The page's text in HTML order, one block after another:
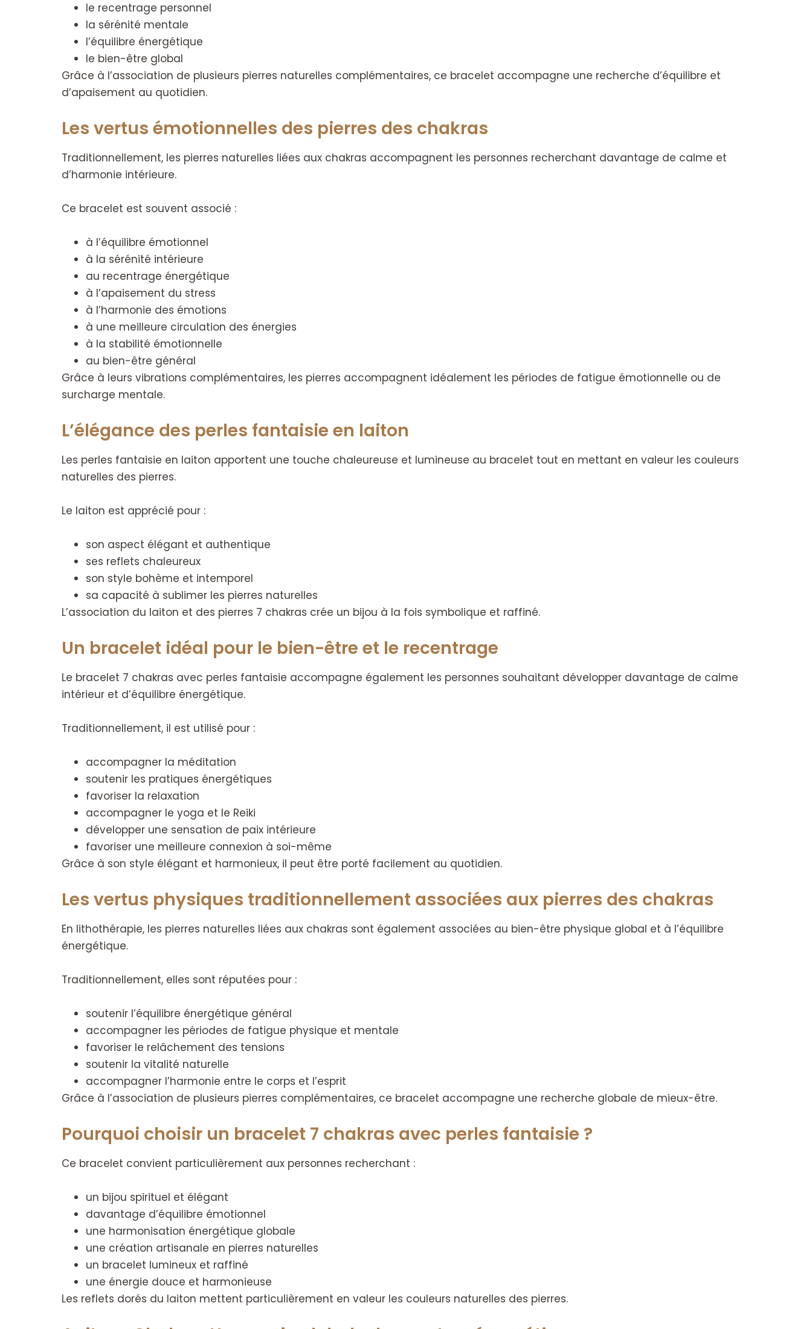
le recentrage personnel
la sérénité mentale
l’équilibre énergétique
le bien-être global
Grâce à l’association de plusieurs pierres naturelles complémentaires, ce bracelet accompagne une recherche d’équilibre et
d’apaisement au quotidien.
Les vertus émotionnelles des pierres des chakras
Traditionnellement, les pierres naturelles liées aux chakras accompagnent les personnes recherchant davantage de calme et
d’harmonie intérieure.
Ce bracelet est souvent associé :
à l’équilibre émotionnel
à la sérénité intérieure
au recentrage énergétique
à l’apaisement du stress
à l’harmonie des émotions
à une meilleure circulation des énergies
à la stabilité émotionnelle
au bien-être général
Grâce à leurs vibrations complémentaires, les pierres accompagnent idéalement les périodes de fatigue émotionnelle ou de
surcharge mentale.
L’élégance des perles fantaisie en laiton
Les perles fantaisie en laiton apportent une touche chaleureuse et lumineuse au bracelet tout en mettant en valeur les couleurs
naturelles des pierres.
Le laiton est apprécié pour :
son aspect élégant et authentique
ses reflets chaleureux
son style bohème et intemporel
sa capacité à sublimer les pierres naturelles
L’association du laiton et des pierres 7 chakras crée un bijou à la fois symbolique et raffiné.
Un bracelet idéal pour le bien-être et le recentrage
Le bracelet 7 chakras avec perles fantaisie accompagne également les personnes souhaitant développer davantage de calme
intérieur et d’équilibre énergétique.
Traditionnellement, il est utilisé pour :
accompagner la méditation
soutenir les pratiques énergétiques
favoriser la relaxation
accompagner le yoga et le Reiki
développer une sensation de paix intérieure
favoriser une meilleure connexion à soi-même
Grâce à son style élégant et harmonieux, il peut être porté facilement au quotidien.
Les vertus physiques traditionnellement associées aux pierres des chakras
En lithothérapie, les pierres naturelles liées aux chakras sont également associées au bien-être physique global et à l’équilibre
énergétique.
Traditionnellement, elles sont réputées pour :
soutenir l’équilibre énergétique général
accompagner les périodes de fatigue physique et mentale
favoriser le relâchement des tensions
soutenir la vitalité naturelle
accompagner l’harmonie entre le corps et l’esprit
Grâce à l’association de plusieurs pierres complémentaires, ce bracelet accompagne une recherche globale de mieux-être.
Pourquoi choisir un bracelet 7 chakras avec perles fantaisie ?
Ce bracelet convient particulièrement aux personnes recherchant :
un bijou spirituel et élégant
davantage d’équilibre émotionnel
une harmonisation énergétique globale
une création artisanale en pierres naturelles
un bracelet lumineux et raffiné
une énergie douce et harmonieuse
Les reflets dorés du laiton mettent particulièrement en valeur les couleurs naturelles des pierres.